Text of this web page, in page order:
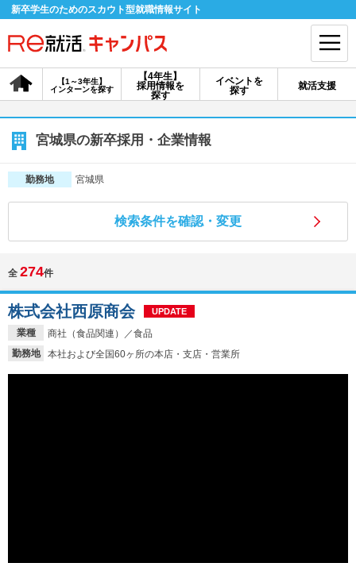
新卒学生のためのスカウト型就職情報サイト
【4年生】
採用情報を
探す
【1～3年生】
インターンを探す
イベントを
探す
就活支援
会員登録 ログイン
会員ID・パスワードを忘れた方はこちら
探す
【4年生】
【1～3年生】
イベントを探す スカウト お知らせ
就活ノウハウ・サポート
宮城県の新卒採用・企業情報
勤務地 宮城県
検索条件を確認・変更
全 274件
業種
商社（食品関連）／食品
勤務地
本社および全国60ヶ所の本店・支店・営業所
株式会社西原商会 UPDATE